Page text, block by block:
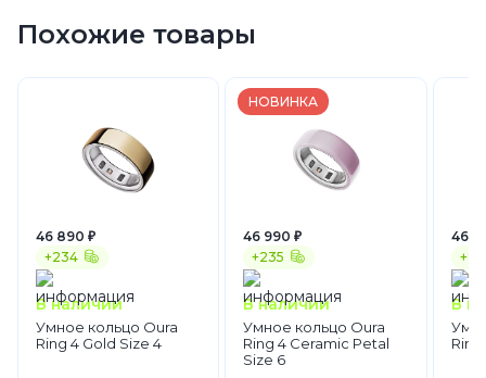
Похожие товары
+234
46 890 ₽
В наличии
Умное кольцо Oura
Ring 4 Gold Size 4
НОВИНКА
+235
46 990 ₽
В наличии
Умное кольцо Oura
Ring 4 Ceramic Petal
Size 6
46
В
Ring